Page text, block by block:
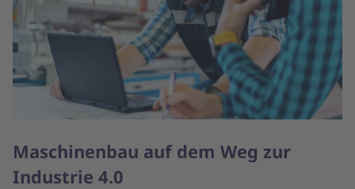
Maschinenbau auf dem Weg zur
Industrie 4.0